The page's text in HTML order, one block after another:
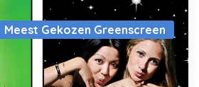
Meest Gekozen Greenscreen